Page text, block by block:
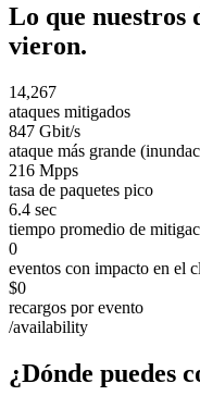
Lo que nuestros
vieron.
14,267
ataques mitigados
847 Gbit/s
ataque más grande
216 Mpps
tasa de paquetes pico
6.4 sec
tiempo promedio de
0
eventos con impacto en el
$0
recargos por evento
/availability
¿Dónde puedes